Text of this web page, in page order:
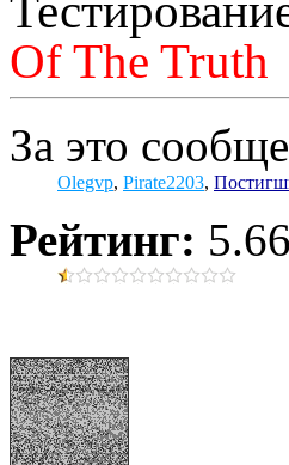
Of The Truth
За это
Olegvp, Pirate2203,
Рейтинг: